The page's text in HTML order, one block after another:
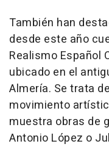
También han
desde este año
Realismo Español
ubicado en el
Almería. Se trata
movimiento
muestra obras de
Antonio López o